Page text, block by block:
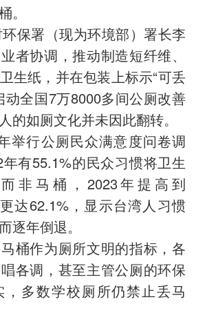
。
保署（现为环境部）署长李
者协调，推动制造短纤维、
生纸，并在包装上标示“可丢
动全国7万8000多间公厕改善
的如厕文化并未因此翻转。
举行公厕民众满意度问卷调
有55.1%的民众习惯将卫生
非马桶，2023年提高到
达62.1%，显示台湾人习惯
逐年倒退。
桶作为厕所文明的指标，各
各调，甚至主管公厕的环保
多数学校厕所仍禁止丢马